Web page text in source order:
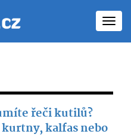
řeči kutilů?
kurtny, kalfas nebo